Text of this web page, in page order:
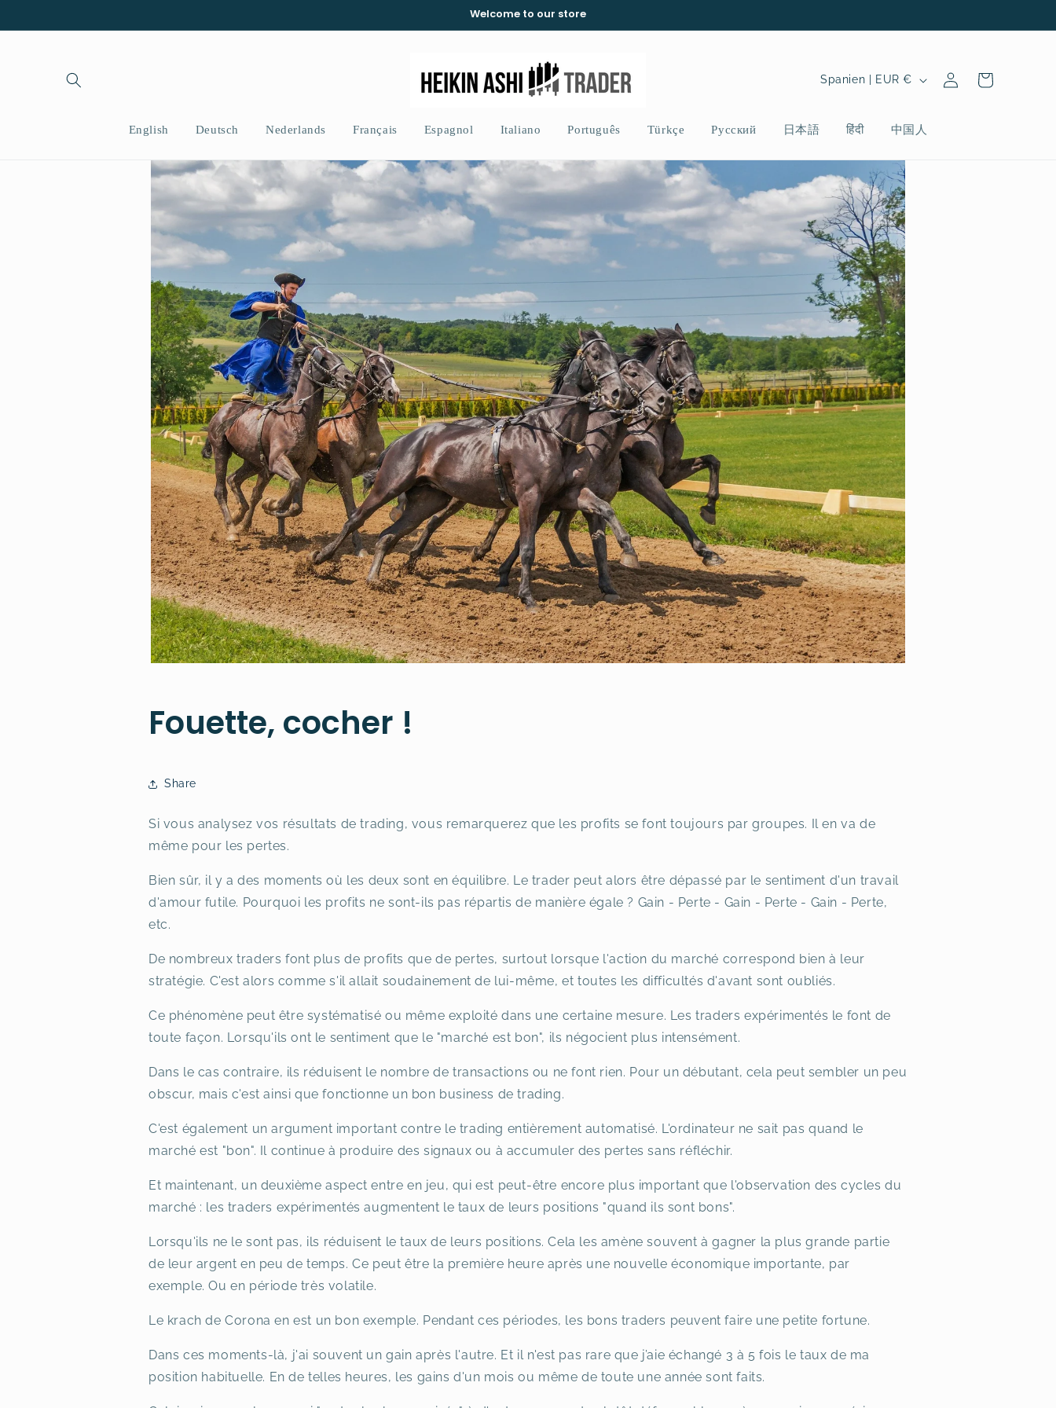
Inhalt
Welcome to our store
English Deutsch Nederlands Français Espagnol Italiano Português Türkçe Русский 日本語 हिंदी 中国人
n
/
e
g
o
n
Spanien | EUR € EinloggenWarenkorb
Fouette, cocher !
Share
Si vous analysez vos résultats de trading, vous remarquerez que les profits se font toujours par groupes. Il en va de
même pour les pertes.
Bien sûr, il y a des moments où les deux sont en équilibre. Le trader peut alors être dépassé par le sentiment d'un travail
d'amour futile. Pourquoi les profits ne sont-ils pas répartis de manière égale ? Gain - Perte - Gain - Perte - Gain - Perte,
etc.
De nombreux traders font plus de profits que de pertes, surtout lorsque l'action du marché correspond bien à leur
stratégie. C'est alors comme s'il allait soudainement de lui-même, et toutes les difficultés d'avant sont oubliés.
Ce phénomène peut être systématisé ou même exploité dans une certaine mesure. Les traders expérimentés le font de
toute façon. Lorsqu'ils ont le sentiment que le "marché est bon", ils négocient plus intensément.
Dans le cas contraire, ils réduisent le nombre de transactions ou ne font rien. Pour un débutant, cela peut sembler un peu
obscur, mais c'est ainsi que fonctionne un bon business de trading.
C'est également un argument important contre le trading entièrement automatisé. L'ordinateur ne sait pas quand le
marché est "bon". Il continue à produire des signaux ou à accumuler des pertes sans réfléchir.
Et maintenant, un deuxième aspect entre en jeu, qui est peut-être encore plus important que l'observation des cycles du
marché : les traders expérimentés augmentent le taux de leurs positions "quand ils sont bons".
Lorsqu'ils ne le sont pas, ils réduisent le taux de leurs positions. Cela les amène souvent à gagner la plus grande partie
de leur argent en peu de temps. Ce peut être la première heure après une nouvelle économique importante, par
exemple. Ou en période très volatile.
Le krach de Corona en est un bon exemple. Pendant ces périodes, les bons traders peuvent faire une petite fortune.
Dans ces moments-là, j'ai souvent un gain après l'autre. Et il n'est pas rare que j’aie échangé 3 à 5 fois le taux de ma
position habituelle. En de telles heures, les gains d'un mois ou même de toute une année sont faits.